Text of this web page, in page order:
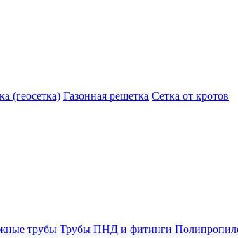
(геосетка) Газонная решетка Сетка от кротов
трубы Трубы ПНД и фитинги